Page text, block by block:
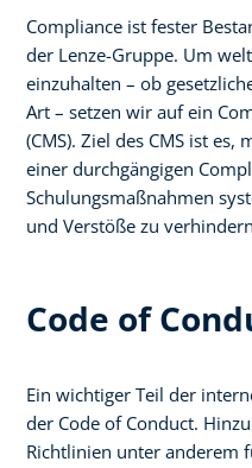
Compliance ist fester
der Lenze-Gruppe. Um
einzuhalten – ob
Art – setzen wir auf ein
(CMS). Ziel des CMS ist
einer durchgängigen
Schulungsmaßnahmen
und Verstöße zu
Code of
Ein wichtiger Teil der
der Code of Conduct.
Richtlinien unter anderem